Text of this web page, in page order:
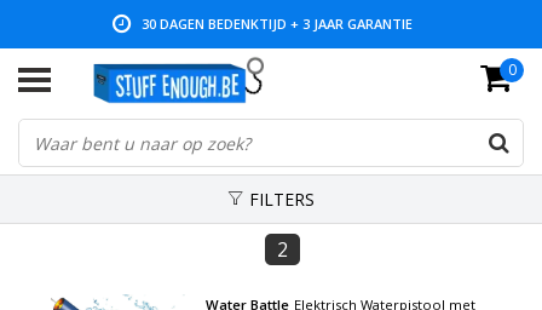
30 DAGEN BEDENKTIJD + 3 JAAR GARANTIE
LAGE PRIJZEN EN RUIM ASSORTIMENT 0
FILTERS
2
Water Battle Elektrisch Waterpistool met